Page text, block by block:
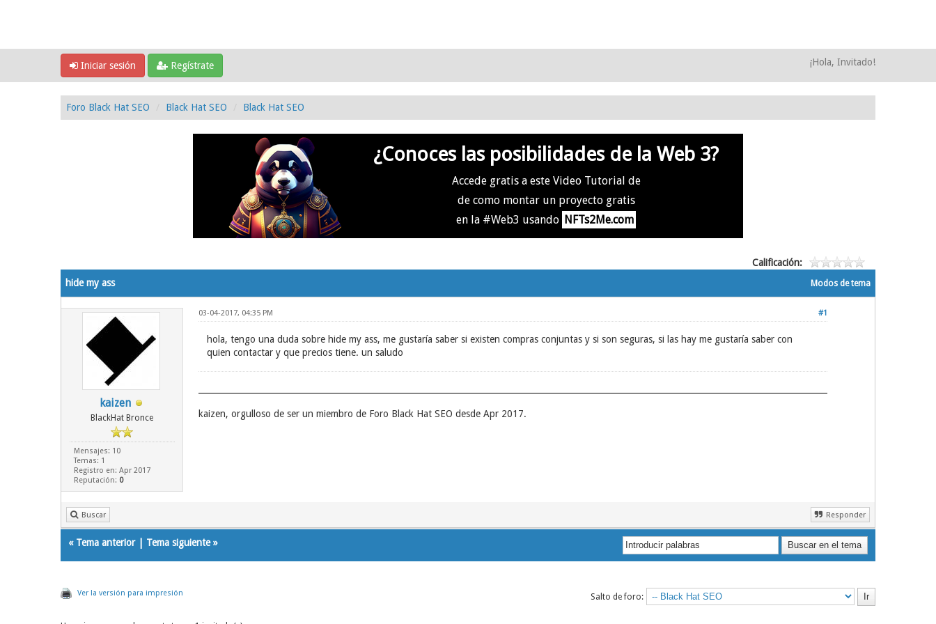
Iniciar sesión Regístrate ¡Hola, Invitado!
Foro Black Hat SEO Black Hat SEO Black Hat SEO
¿Conoces las posibilidades de la Web 3?
Accede gratis a este Video Tutorial de
de como montar un proyecto gratis
en la #Web3 usando NFTs2Me.com
Calificación:
Modos de tema
hide my ass
kaizen
BlackHat Bronce
Mensajes: 10
Temas: 1
Registro en: Apr 2017
Reputación: 0
#1
03-04-2017, 04:35 PM
hola, tengo una duda sobre hide my ass, me gustaría saber si existen compras conjuntas y si son seguras, si las hay me gustaría saber con
quien contactar y que precios tiene. un saludo
kaizen, orgulloso de ser un miembro de Foro Black Hat SEO desde Apr 2017.
Buscar Responder
« Tema anterior| Tema siguiente»
Ver la versión para impresión Salto de foro: